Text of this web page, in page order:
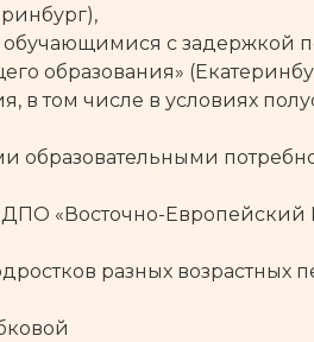
с задержкой
образования»
в том числе в условиях
образовательными
«Восточно-Европейский
разных возрастных